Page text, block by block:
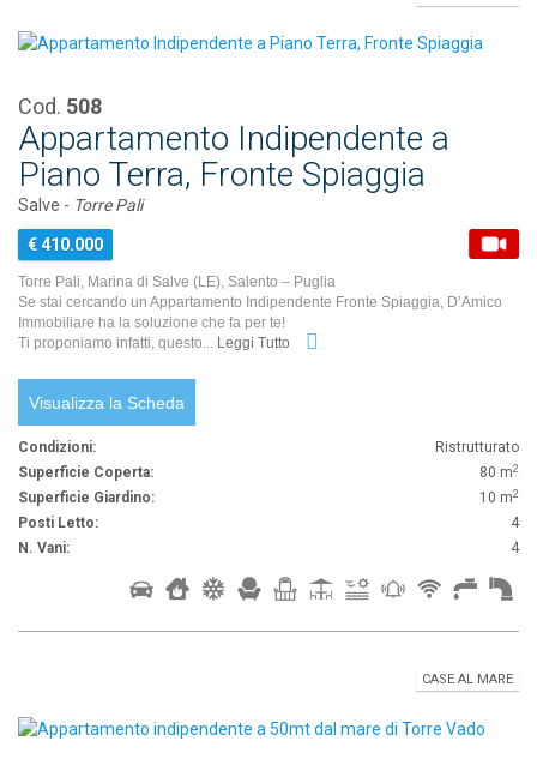
Cod. 508
Appartamento Indipendente a
Piano Terra, Fronte Spiaggia
Salve - Torre Pali
€ 410.000
Torre Pali, Marina di Salve (LE), Salento – Puglia
Se stai cercando un Appartamento Indipendente Fronte Spiaggia, D’Amico
Immobiliare ha la soluzione che fa per te!
Ti proponiamo infatti, questo... Leggi Tutto
Visualizza la Scheda
Condizioni:
Ristrutturato
Superficie Coperta:
80 m2
Superficie Giardino: 10 m2
Posti Letto:
4
N. Vani:
4
CASE AL MARE